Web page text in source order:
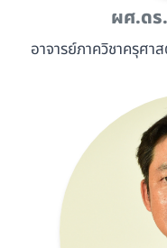
ผศ.ดร
อาจารย์ภาควิชาครุศ